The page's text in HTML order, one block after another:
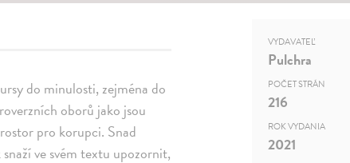
do minulosti, zejména do
oborů jako jsou
pro korupci. Snad
ve svém textu upozornit,
VYDAVATEĽ
Pulchra
POČET STRÁN
216
ROK VYDANIA
2021